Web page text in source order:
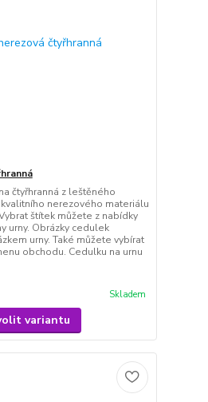
čtyřhranná z leštěného
nerezového materiálu
štítek můžete z nabídky
urny. Obrázky cedulek
urny. Také můžete vybírat
obchodu. Cedulku na urnu
Skladem
variantu